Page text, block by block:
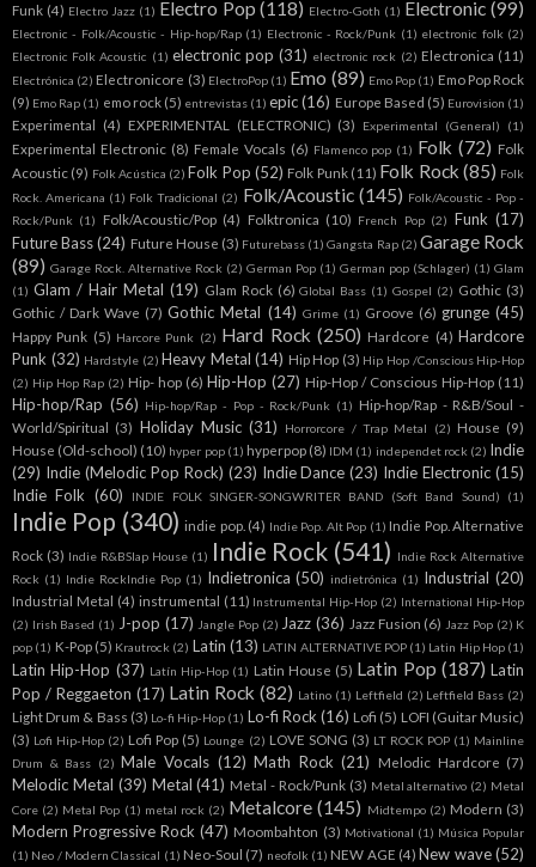
Funk (4) Electro Jazz (1) Electro Pop (118) Electro-Goth (1) Electronic (99)
Electronic - Folk/Acoustic - Hip-hop/Rap (1) Electronic - Rock/Punk (1) electronic folk (2)
Electronic Folk Acoustic (1) electronic pop (31) electronic rock (2) Electronica (11)
Electrónica (2) Electronicore (3) ElectroPop (1) Emo (89) Emo Pop (1) Emo Pop Rock
(9) Emo Rap (1) emo rock (5) entrevistas (1) epic (16) Europe Based (5) Eurovision (1)
Experimental (4) EXPERIMENTAL (ELECTRONIC) (3) Experimental (General) (1)
Experimental Electronic (8) Female Vocals (6) Flamenco pop (1) Folk (72) Folk
Acoustic (9) Folk Acústica (2) Folk Pop (52) Folk Punk (11) Folk Rock (85) Folk
Rock. Americana (1) Folk Tradicional (2) Folk/Acoustic (145) Folk/Acoustic - Pop -
Rock/Punk (1) Folk/Acoustic/Pop (4) Folktronica (10) French Pop (2) Funk (17)
Future Bass (24) Future House (3) Futurebass (1) Gangsta Rap (2) Garage Rock
(89) Garage Rock. Alternative Rock (2) German Pop (1) German pop (Schlager) (1) Glam
(1) Glam / Hair Metal (19) Glam Rock (6) Global Bass (1) Gospel (2) Gothic (3)
Gothic / Dark Wave (7) Gothic Metal (14) Grime (1) Groove (6) grunge (45)
Happy Punk (5) Harcore Punk (2) Hard Rock (250) Hardcore (4) Hardcore
Punk (32) Hardstyle (2) Heavy Metal (14) Hip Hop (3) Hip Hop /Conscious Hip-Hop
(2) Hip Hop Rap (2) Hip- hop (6) Hip-Hop (27) Hip-Hop / Conscious Hip-Hop (11)
Hip-hop/Rap (56) Hip-hop/Rap - Pop - Rock/Punk (1) Hip-hop/Rap - R&B/Soul -
World/Spiritual (3) Holiday Music (31) Horrorcore / Trap Metal (2) House (9)
House (Old-school) (10) hyper pop (1) hyperpop (8) IDM (1) independet rock (2) Indie
(29) Indie (Melodic Pop Rock) (23) Indie Dance (23) Indie Electronic (15)
Indie Folk (60) INDIE FOLK SINGER-SONGWRITER BAND (Soft Band Sound) (1)
Indie Pop (340) indie pop. (4) Indie Pop. Alt Pop (1) Indie Pop. Alternative
Rock (3) Indie R&BSlap House (1) Indie Rock (541) Indie Rock Alternative
Rock (1) Indie RockIndie Pop (1) Indietronica (50) indietrónica (1) Industrial (20)
Industrial Metal (4) instrumental (11) Instrumental Hip-Hop (2) International Hip-Hop
(2) Irish Based (1) J-pop (17) Jangle Pop (2) Jazz (36) Jazz Fusion (6) Jazz Pop (2) K
pop (1) K-Pop (5) Krautrock (2) Latin (13) LATIN ALTERNATIVE POP (1) Latin Hip Hop (1)
Latin Hip-Hop (37) Latín Hip-Hop (1) Latin House (5) Latin Pop (187) Latin
Pop / Reggaeton (17) Latin Rock (82) Latino (1) Leftfield (2) Leftfield Bass (2)
Light Drum & Bass (3) Lo-fi Hip-Hop (1) Lo-fi Rock (16) Lofi (5) LOFI (Guitar Music)
(3) Lofi Hip-Hop (2) Lofi Pop (5) Lounge (2) LOVE SONG (3) LT ROCK POP (1) Mainline
Drum & Bass (2) Male Vocals (12) Math Rock (21) Melodic Hardcore (7)
Melodic Metal (39) Metal (41) Metal - Rock/Punk (3) Metal alternativo (2) Metal
Core (2) Metal Pop (1) metal rock (2) Metalcore (145) Midtempo (2) Modern (3)
Modern Progressive Rock (47) Moombahton (3) Motivational (1) Música Popular
(1) Neo / Modern Classical (1) Neo-Soul (7) neofolk (1) NEW AGE (4) New wave (52)